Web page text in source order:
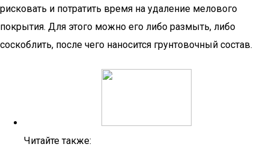
рисковать и потратить время на удаление мелового
покрытия. Для этого можно его либо размыть, либо
соскоблить, после чего наносится грунтовочный состав.
Читайте также: